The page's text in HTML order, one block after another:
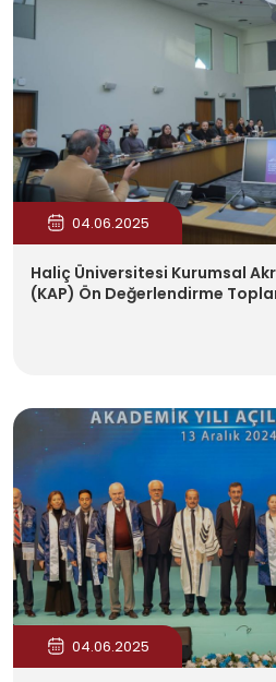
04.06.2025
Haliç Üniversitesi Kurumsal
(KAP) Ön Değerlendirme
04.06.2025